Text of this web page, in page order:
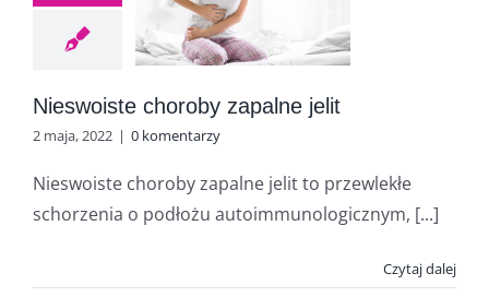
Nieswoiste choroby zapalne jelit
2 maja, 2022 | 0 komentarzy
Nieswoiste choroby zapalne jelit to przewlekłe
schorzenia o podłożu autoimmunologicznym, [...]
Czytaj dalej